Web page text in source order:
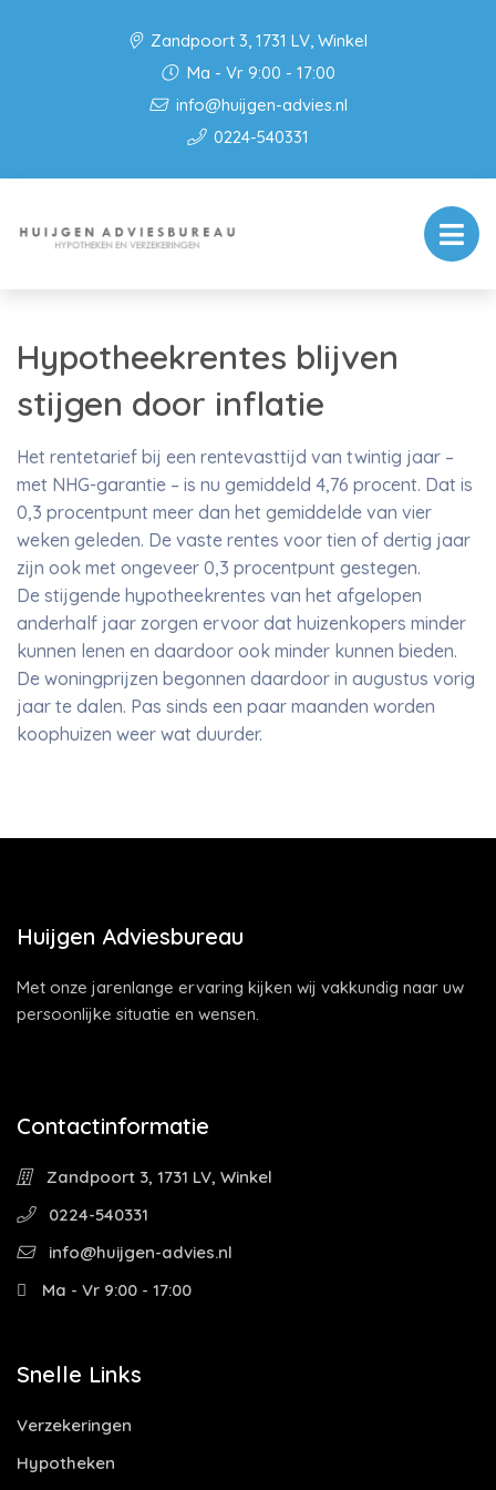
Zandpoort 3, 1731 LV, Winkel
Ma - Vr 9:00 - 17:00
info@huijgen-advies.nl
0224-540331
Hypotheekrentes blijven
stijgen door inflatie
Het rentetarief bij een rentevasttijd van twintig jaar –
met NHG-garantie – is nu gemiddeld 4,76 procent. Dat is
0,3 procentpunt meer dan het gemiddelde van vier
weken geleden. De vaste rentes voor tien of dertig jaar
zijn ook met ongeveer 0,3 procentpunt gestegen.
De stijgende hypotheekrentes van het afgelopen
anderhalf jaar zorgen ervoor dat huizenkopers minder
kunnen lenen en daardoor ook minder kunnen bieden.
De woningprijzen begonnen daardoor in augustus vorig
jaar te dalen. Pas sinds een paar maanden worden
koophuizen weer wat duurder.
Huijgen Adviesbureau
Met onze jarenlange ervaring kijken wij vakkundig naar uw
persoonlijke situatie en wensen.
Contactinformatie
Zandpoort 3, 1731 LV, Winkel
0224-540331
info@huijgen-advies.nl
Ma - Vr 9:00 - 17:00
Snelle Links
Verzekeringen
Hypotheken